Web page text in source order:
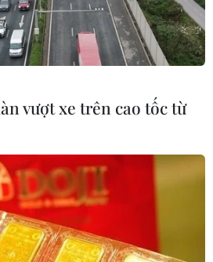
dấu
Vòng
2024
Âu
các số liệu
quan trọng
kéo dài trong
(TTXVN/Vietnam+)
vượt xe trên cao tốc từ